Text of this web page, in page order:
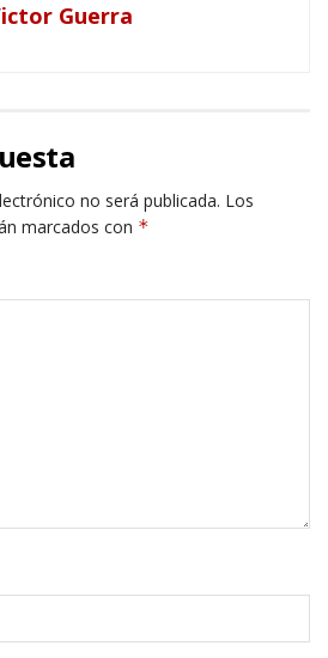
Guerra
no será publicada. Los
marcados con *